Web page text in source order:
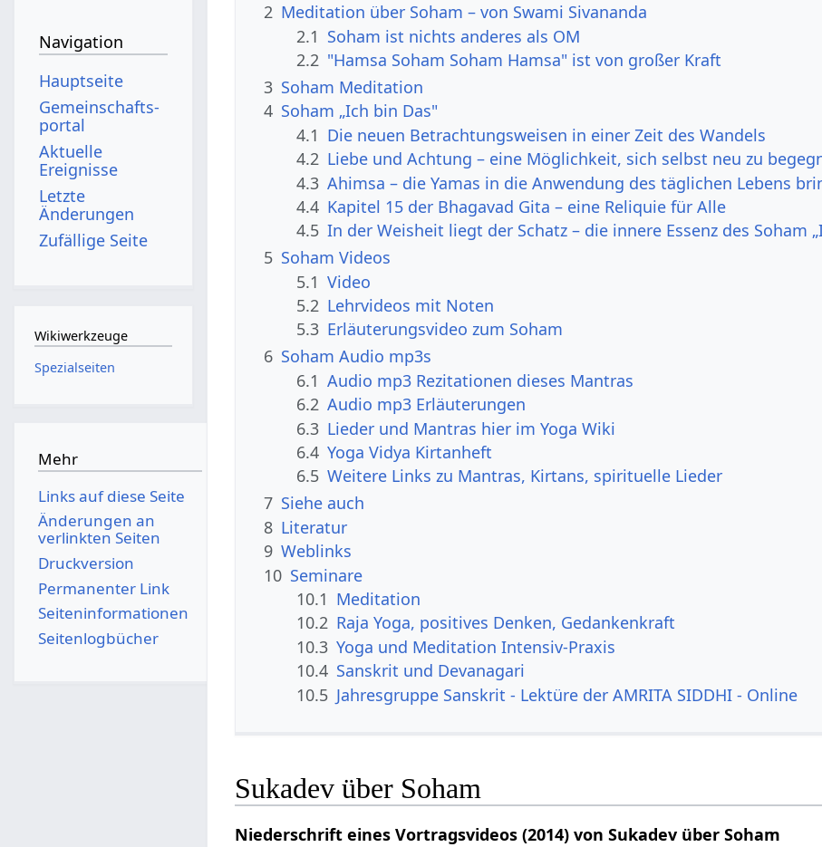
2 Meditation über Soham – von Swami Sivananda
2.1 Soham ist nichts anderes als OM
2.2 "Hamsa Soham Soham Hamsa" ist von großer Kraft
3 Soham Meditation
4 Soham „Ich bin Das"
4.1 Die neuen Betrachtungsweisen in einer Zeit des Wandels
4.2 Liebe und Achtung – eine Möglichkeit, sich selbst neu zu
4.3 Ahimsa – die Yamas in die Anwendung des täglichen Lebens
4.4 Kapitel 15 der Bhagavad Gita – eine Reliquie für Alle
4.5 In der Weisheit liegt der Schatz – die innere Essenz des Soham
5 Soham Videos
5.1 Video
5.2 Lehrvideos mit Noten
5.3 Erläuterungsvideo zum Soham
6 Soham Audio mp3s
6.1 Audio mp3 Rezitationen dieses Mantras
6.2 Audio mp3 Erläuterungen
6.3 Lieder und Mantras hier im Yoga Wiki
6.4 Yoga Vidya Kirtanheft
6.5 Weitere Links zu Mantras, Kirtans, spirituelle Lieder
7 Siehe auch
8 Literatur
9 Weblinks
10 Seminare
10.1 Meditation
10.2 Raja Yoga, positives Denken, Gedankenkraft
10.3 Yoga und Meditation Intensiv-Praxis
10.4 Sanskrit und Devanagari
10.5 Jahresgruppe Sanskrit - Lektüre der AMRITA SIDDHI - Online
Sukadev über Soham
Niederschrift eines Vortragsvideos (2014) von Sukadev über Soham
Navigation
Hauptseite
Gemeinschafts­
portal
Aktuelle
Ereignisse
Letzte
Änderungen
Zufällige Seite
Wikiwerkzeuge
Spezialseiten
Mehr
Links auf diese Seite
Änderungen an
verlinkten Seiten
Druckversion
Permanenter Link
Seiten­­informationen
Seitenlogbücher